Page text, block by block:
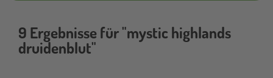
9 Ergebnisse für "mystic highlands
druidenblut"